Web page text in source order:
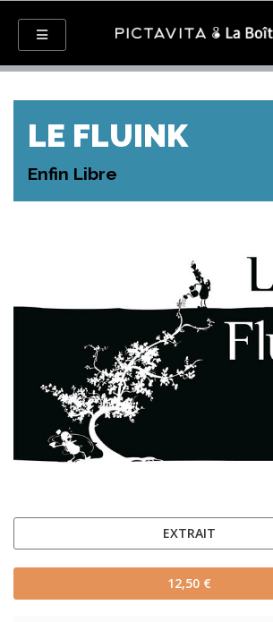
LE FLUINK
Enfin Libre
EXTRAIT
12,50 €